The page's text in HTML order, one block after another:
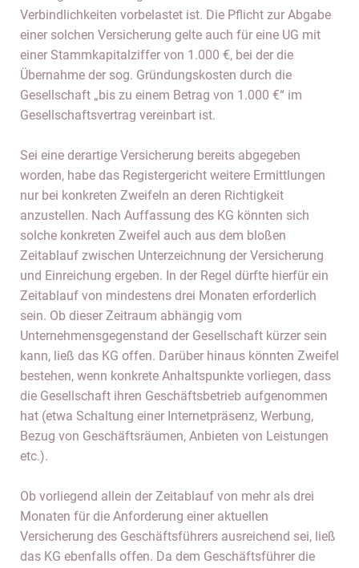
Verbindlichkeiten vorbelastet ist. Die Pflicht zur Abgabe
einer solchen Versicherung gelte auch für eine UG mit
einer Stammkapitalziffer von 1.000 €, bei der die
Übernahme der sog. Gründungskosten durch die
Gesellschaft „bis zu einem Betrag von 1.000 €“ im
Gesellschaftsvertrag vereinbart ist.
Sei eine derartige Versicherung bereits abgegeben
worden, habe das Registergericht weitere Ermittlungen
nur bei konkreten Zweifeln an deren Richtigkeit
anzustellen. Nach Auffassung des KG könnten sich
solche konkreten Zweifel auch aus dem bloßen
Zeitablauf zwischen Unterzeichnung der Versicherung
und Einreichung ergeben. In der Regel dürfte hierfür ein
Zeitablauf von mindestens drei Monaten erforderlich
sein. Ob dieser Zeitraum abhängig vom
Unternehmensgegenstand der Gesellschaft kürzer sein
kann, ließ das KG offen. Darüber hinaus könnten Zweifel
bestehen, wenn konkrete Anhaltspunkte vorliegen, dass
die Gesellschaft ihren Geschäftsbetrieb aufgenommen
hat (etwa Schaltung einer Internetpräsenz, Werbung,
Bezug von Geschäftsräumen, Anbieten von Leistungen
etc.).
Ob vorliegend allein der Zeitablauf von mehr als drei
Monaten für die Anforderung einer aktuellen
Versicherung des Geschäftsführers ausreichend sei, ließ
das KG ebenfalls offen. Da dem Geschäftsführer die